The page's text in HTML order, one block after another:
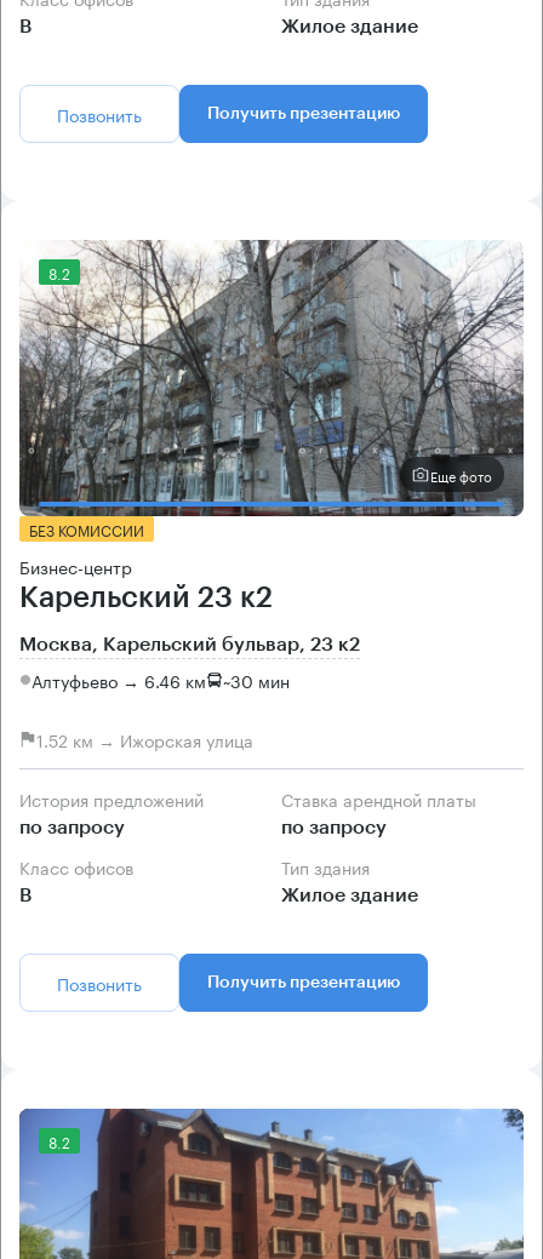
B Жилое здание
Позвонить Получить презентацию
8.2
Еще фото
БЕЗ КОМИССИИ
Бизнес-центр
Карельский 23 к2
Москва, Карельский бульвар, 23 к2
Алтуфьево → 6.46 км ~30 мин
1.52 км → Ижорская улица
История предложений
по запросу
Ставка арендной платы
по запросу
Класс офисов
B
Тип здания
Жилое здание
Позвонить Получить презентацию
8.2